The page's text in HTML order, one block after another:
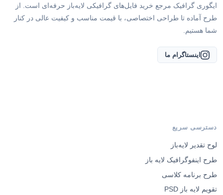
طرح آماده تا طراحی اختصاصی، با قیمت مناسب و کیفیت عالی در کنار
شما هستیم.
اینستاگرام ما
طرح اینفوگرافیک لایه باز
طرح برنامه کلاسی
تقویم لایه باز PSD